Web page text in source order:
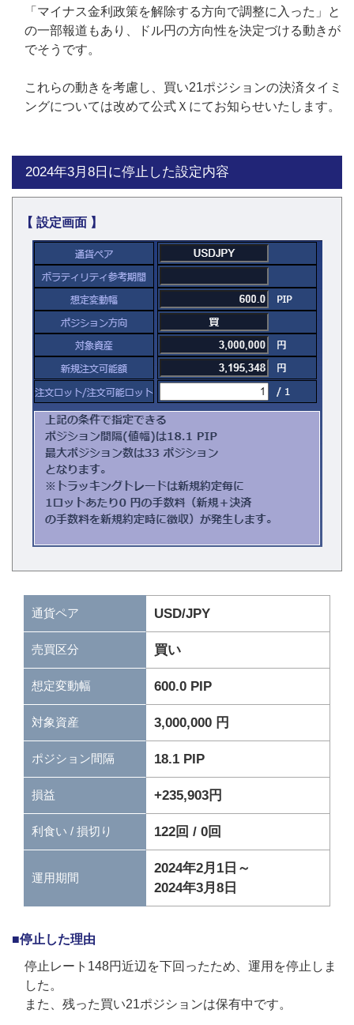
「マイナス金利政策を解除する方向で調整に入った」と
の一部報道もあり、ドル円の方向性を決定づける動きが
でそうです。
これらの動きを考慮し、買い21ポジションの決済タイミ
ングについては改めて公式Ｘにてお知らせいたします。
2024年3月8日に停止した設定内容
【 設定画面 】
通貨ペア USD/JPY
売買区分 買い
想定変動幅 600.0 PIP
対象資産 3,000,000 円
ポジション間隔 18.1 PIP
損益 +235,903円
利食い / 損切り 122回 / 0回
運用期間
2024年2月1日～
2024年3月8日
■停止した理由
停止レート148円近辺を下回ったため、運用を停止しま
した。
また、残った買い21ポジションは保有中です。